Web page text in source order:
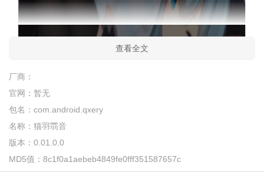
查看全文
厂商：
官网： 暂无
包名： com.android.qxery
名称： 猫羽䨒音
版本： 0.01.0.0
MD5值： 8c1f0a1aebeb4849fe0fff351587657c